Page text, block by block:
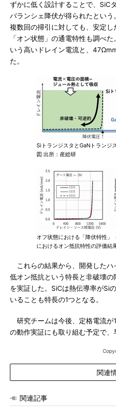
ずかに低く設計することで、SiC
バランシェ降伏が得られたという
複数回の掃引に対しても、安定し
「オン状態」の通電特性も調べ
いう高いドレイン電流と、
た。
SiトランジスタとGaNトランジ
図 出所：産総研
オフ状態における「降伏特性」
におけるオン抵抗特性の評価結
これらの結果から、開発したハ
低オン抵抗という特長と非破壊
を実証した。SiCは熱伝導率がSi
いることも特長の1つとなる。
研究チームは今後、定格電流が
の動作実証にも取り組む予定で、
関連
関連記事